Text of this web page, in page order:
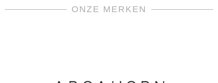
ONZE MERKEN